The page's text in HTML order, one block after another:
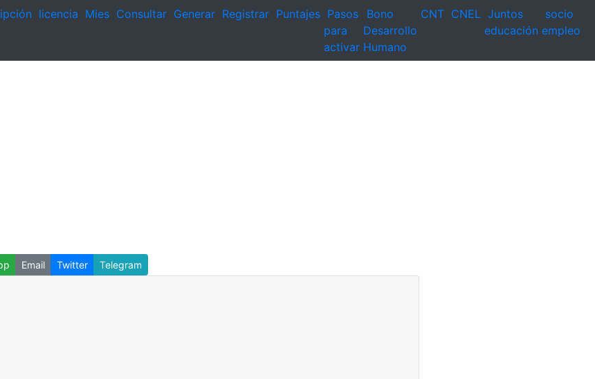
licencia Mies Consultar Generar Registrar Puntajes Pasos
para
activar
Bono
Desarrollo
Humano
CNT CNEL Juntos
educación
socio
empleo
Email Twitter Telegram